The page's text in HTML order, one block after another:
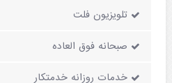
تلویزیون فلت
صبحانه فوق العاده
خدمات روزانه خدمتکار